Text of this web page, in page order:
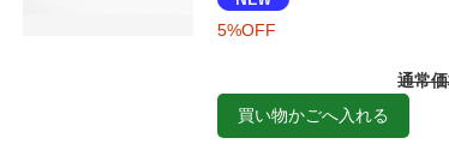
5%OFF
通常
買い物かごへ入れる